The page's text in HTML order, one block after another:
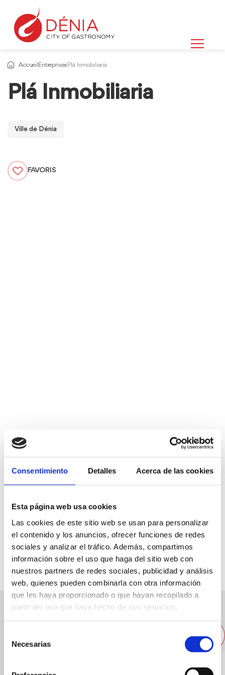
Consentimiento Detalles Acerca de las cookies
Esta página web usa cookies
Las cookies de este sitio web se usan para personalizar
el contenido y los anuncios, ofrecer funciones de redes
sociales y analizar el tráfico. Además, compartimos
información sobre el uso que haga del sitio web con
nuestros partners de redes sociales, publicidad y análisis
web, quienes pueden combinarla con otra información
que les haya proporcionado o que hayan recopilado a
partir del uso que haya hecho de sus servicios.
Necesarias
Accueil Entreprises Plá Inmobiliaria
Plá Inmobiliaria
Ville de Dénia
FAVORIS
C/ de la Mar, 59
96 5785435
info@plainmobiliaria.com
Web
Autres entreprises proches